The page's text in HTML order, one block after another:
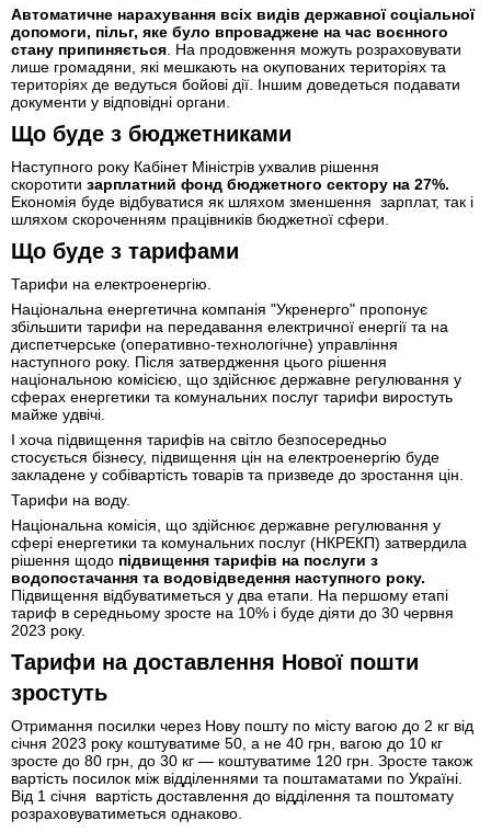
Автоматичне нарахування всіх видів державної соціальної
допомоги, пільг, яке було впроваджене на час воєнного
стану припиняється. На продовження можуть розраховувати
лише громадяни, які мешкають на окупованих територіях та
територіях де ведуться бойові дії. Іншим доведеться подавати
документи у відповідні органи.
Що буде з бюджетниками
Наступного року Кабінет Міністрів ухвалив рішення
скоротити зарплатний фонд бюджетного сектору на 27%.
Економія буде відбуватися як шляхом зменшення зарплат, так і
шляхом скороченням працівників бюджетної сфери.
Що буде з тарифами
Тарифи на електроенергію.
Національна енергетична компанія "Укренерго" пропонує
збільшити тарифи на передавання електричної енергії та на
диспетчерське (оперативно-технологічне) управління
наступного року. Після затвердження цього рішення
національною комісією, що здійснює державне регулювання у
сферах енергетики та комунальних послуг тарифи виростуть
майже удвічі.
І хоча підвищення тарифів на світло безпосередньо
стосується бізнесу, підвищення цін на електроенергію буде
закладене у собівартість товарів та призведе до зростання цін.
Тарифи на воду.
Національна комісія, що здійснює державне регулювання у
сфері енергетики та комунальних послуг (НКРЕКП) затвердила
рішення щодо підвищення тарифів на послуги з
водопостачання та водовідведення наступного року.
Підвищення відбуватиметься у два етапи. На першому етапі
тариф в середньому зросте на 10% і буде діяти до 30 червня
2023 року.
Тарифи на доставлення Нової пошти
зростуть
Отримання посилки через Нову пошту по місту вагою до 2 кг від
січня 2023 року коштуватиме 50, а не 40 грн, вагою до 10 кг
зросте до 80 грн, до 30 кг — коштуватиме 120 грн. Зросте також
вартість посилок між відділеннями та поштаматами по Україні.
Від 1 січня вартість доставлення до відділення та поштомату
розраховуватиметься однаково.